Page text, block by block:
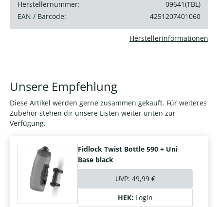
Herstellernummer:
09641(TBL)
EAN / Barcode:
4251207401060
Herstellerinformationen
Unsere Empfehlung
Diese Artikel werden gerne zusammen gekauft. Für weiteres
Zubehör stehen dir unsere Listen weiter unten zur
Verfügung.
Fidlock Twist Bottle 590 + Uni
Base black
UVP: 49,99 €
HEK: Login